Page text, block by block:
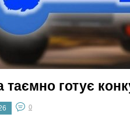
таємно готує
0